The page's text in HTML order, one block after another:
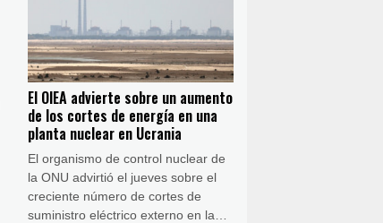
El OIEA advierte sobre un aumento
de los cortes de energía en una
planta nuclear en Ucrania
El organismo de control nuclear de
la ONU advirtió el jueves sobre el
creciente número de cortes de
suministro eléctrico externo en la